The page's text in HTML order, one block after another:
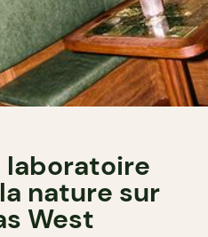
laboratoire
nature sur
West